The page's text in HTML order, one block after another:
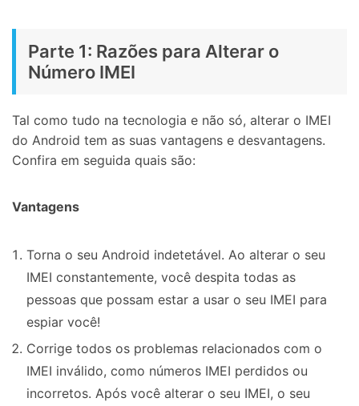
Parte 1: Razões para Alterar o
Número IMEI
Tal como tudo na tecnologia e não só, alterar o IMEI
do Android tem as suas vantagens e desvantagens.
Confira em seguida quais são:
Vantagens
Torna o seu Android indetetável. Ao alterar o seu
IMEI constantemente, você despita todas as
pessoas que possam estar a usar o seu IMEI para
espiar você!
Corrige todos os problemas relacionados com o
IMEI inválido, como números IMEI perdidos ou
incorretos. Após você alterar o seu IMEI, o seu